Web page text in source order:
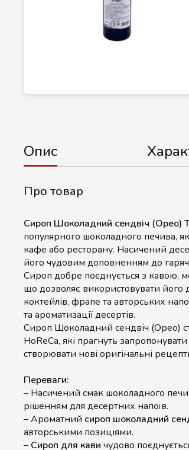
Опис
Про товар
Сироп Шоколадний сендвіч (Орео)
популярного шоколадного печива,
кафе або ресторану. Насичений
його чудовим доповненням до
Сироп добре поєднується з кавою,
що дозволяє використовувати його
коктейлів, фрапе та авторських
та ароматизації десертів.
Сироп Шоколадний сендвіч (Орео)
HoReCa, які прагнуть
створювати нові оригінальні
Переваги:
– Насичений смак шоколадного
рішенням для десертних напоїв.
– Ароматний сироп шоколадний
авторськими позиціями.
– Сироп для кави чудово